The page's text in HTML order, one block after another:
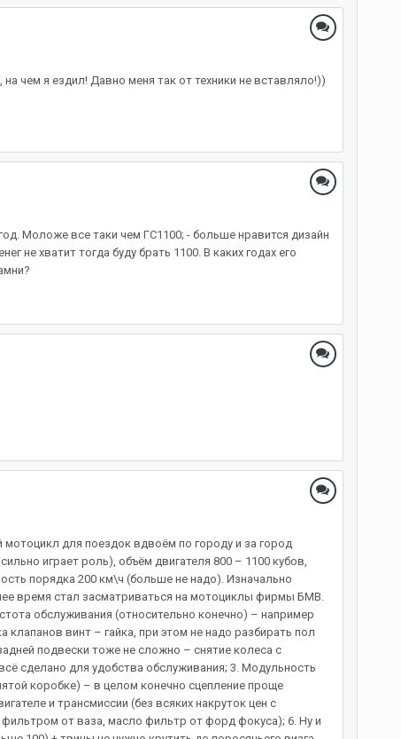
чем я ездил! Давно меня так от техники не вставляло!))
Моложе все таки чем ГС1100; - больше нравится дизайн
хватит тогда буду брать 1100. В каких годах его
для поездок вдвоём по городу и за город
играет роль), объём двигателя 800 – 1100 кубов,
порядка 200 км\ч (больше не надо). Изначально
время стал засматриваться на мотоциклы фирмы БМВ.
обслуживания (относительно конечно) – например
винт – гайка, при этом не надо разбирать пол
подвески тоже не сложно – снятие колеса с
сделано для удобства обслуживания; 3. Модульность
коробке) – в целом конечно сцепление проще
и трансмиссии (без всяких накруток цен с
от ваза, масло фильтр от форд фокуса); 6. Ну и